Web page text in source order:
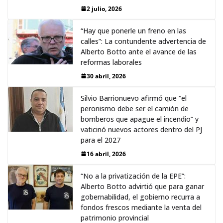
2 julio, 2026
“Hay que ponerle un freno en las
calles”: La contundente advertencia de
Alberto Botto ante el avance de las
reformas laborales
30 abril, 2026
Silvio Barrionuevo afirmó que “el
peronismo debe ser el camión de
bomberos que apague el incendio” y
vaticinó nuevos actores dentro del PJ
para el 2027
16 abril, 2026
“No a la privatización de la EPE”:
Alberto Botto advirtió que para ganar
gobernabilidad, el gobierno recurra a
fondos frescos mediante la venta del
patrimonio provincial